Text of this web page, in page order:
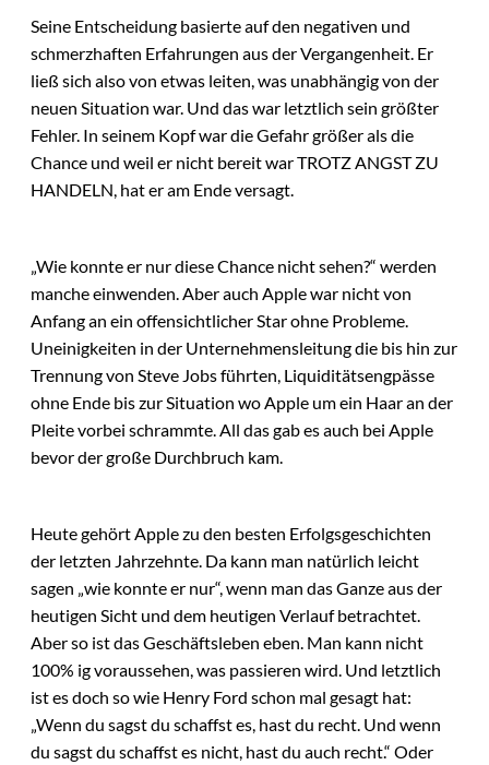
Seine Entscheidung basierte auf den negativen und
schmerzhaften Erfahrungen aus der Vergangenheit. Er
ließ sich also von etwas leiten, was unabhängig von der
neuen Situation war. Und das war letztlich sein größter
Fehler. In seinem Kopf war die Gefahr größer als die
Chance und weil er nicht bereit war TROTZ ANGST ZU
HANDELN, hat er am Ende versagt.
„Wie konnte er nur diese Chance nicht sehen?“ werden
manche einwenden. Aber auch Apple war nicht von
Anfang an ein offensichtlicher Star ohne Probleme.
Uneinigkeiten in der Unternehmensleitung die bis hin zur
Trennung von Steve Jobs führten, Liquiditätsengpässe
ohne Ende bis zur Situation wo Apple um ein Haar an der
Pleite vorbei schrammte. All das gab es auch bei Apple
bevor der große Durchbruch kam.
Heute gehört Apple zu den besten Erfolgsgeschichten
der letzten Jahrzehnte. Da kann man natürlich leicht
sagen „wie konnte er nur“, wenn man das Ganze aus der
heutigen Sicht und dem heutigen Verlauf betrachtet.
Aber so ist das Geschäftsleben eben. Man kann nicht
100% ig voraussehen, was passieren wird. Und letztlich
ist es doch so wie Henry Ford schon mal gesagt hat:
„Wenn du sagst du schaffst es, hast du recht. Und wenn
du sagst du schaffst es nicht, hast du auch recht.“ Oder